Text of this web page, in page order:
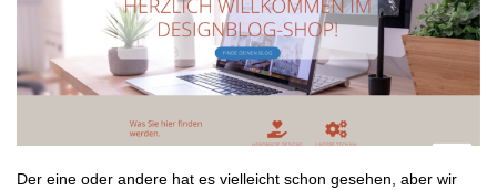
Der eine oder andere hat es vielleicht schon gesehen, aber wir